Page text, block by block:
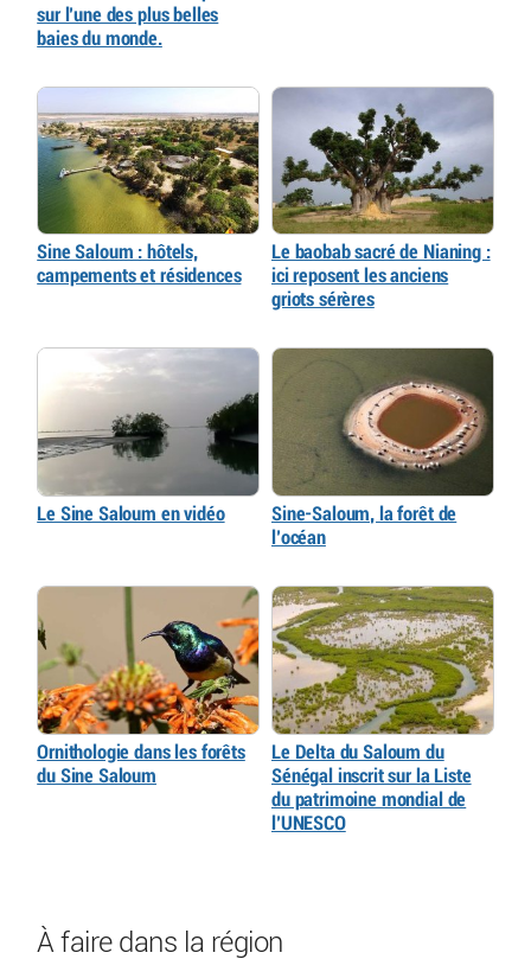
sur l’une des plus belles
baies du monde.
Sine Saloum : hôtels,
campements et résidences
Le baobab sacré de Nianing :
ici reposent les anciens
griots sérères
Le Sine Saloum en vidéo
Sine-Saloum, la forêt de
l’océan
Ornithologie dans les forêts
du Sine Saloum
Le Delta du Saloum du
Sénégal inscrit sur la Liste
du patrimoine mondial de
l’UNESCO
À faire dans la région